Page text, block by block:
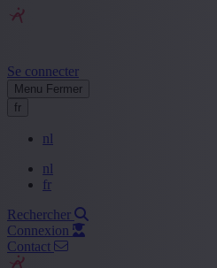
Se connecter
Menu Fermer
fr
nl
nl
fr
Rechercher
Connexion
Contact